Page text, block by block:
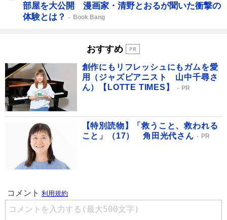
部屋を大公開 漫画家・清野とおるが聞いた衝撃の
体験とは？
Book Bang
おすすめ
創作にもリフレッシュにもガムを愛
用（ジャズピアニスト 山中千尋さ
ん）【LOTTE TIMES】
PR
【特別読物】「救うこと、救われる
こと」（17） 角田光代さん
PR